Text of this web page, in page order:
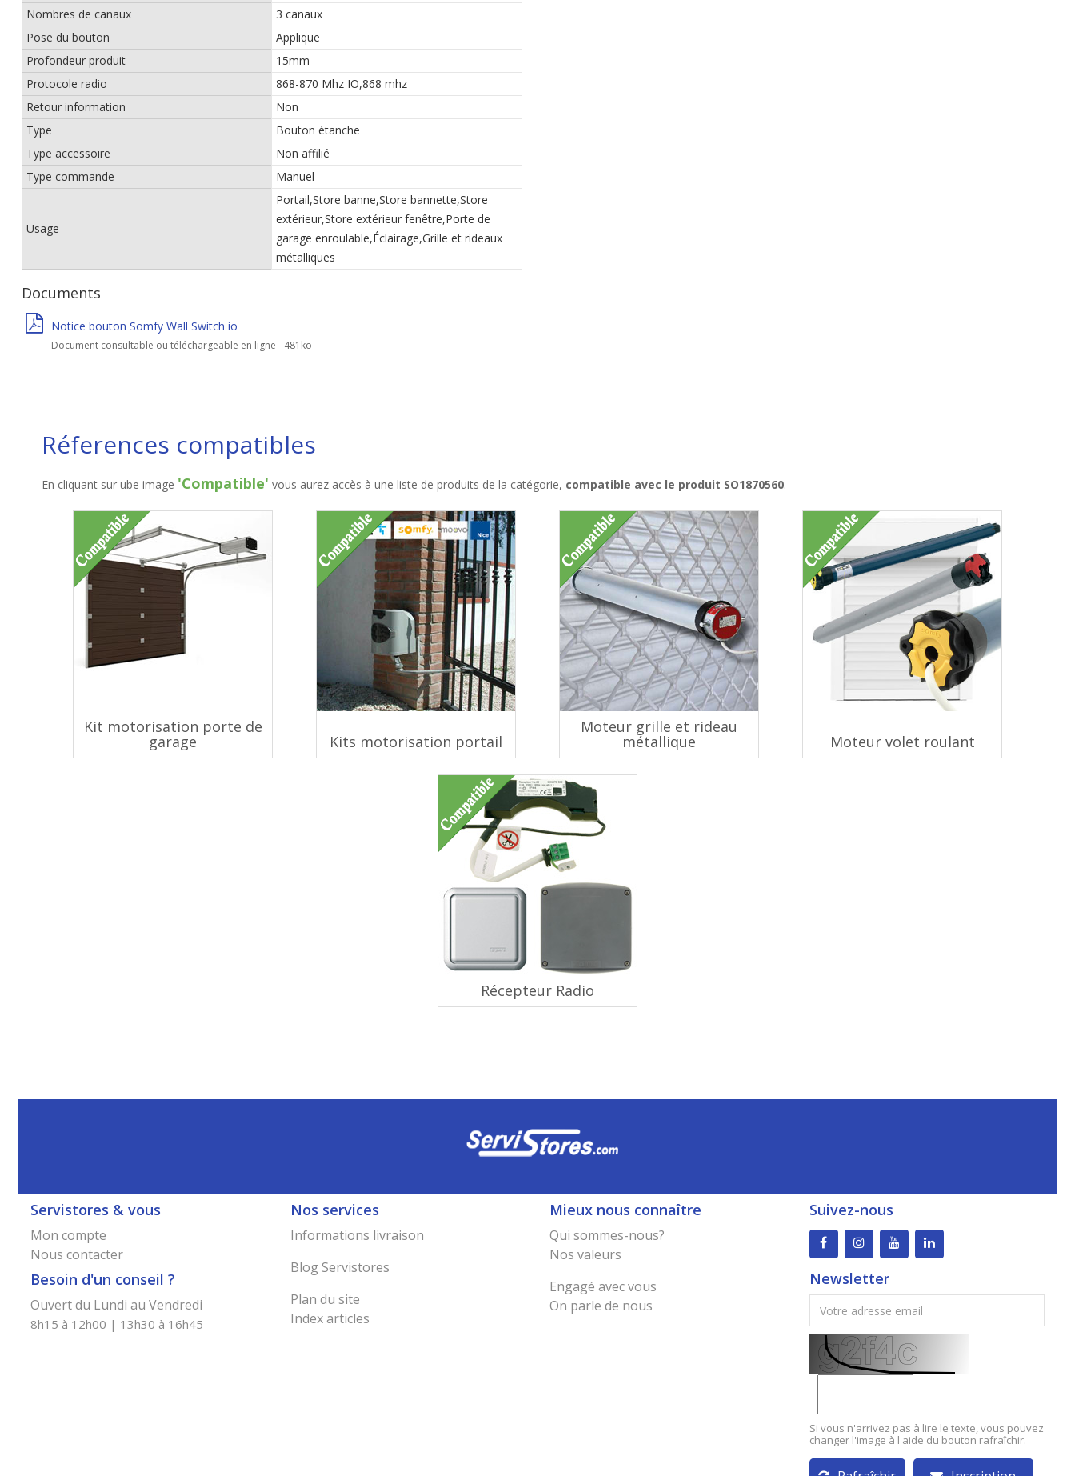
Nombres de canaux
3 canaux
Pose du bouton
Applique
Profondeur produit
15mm
Protocole radio
868-870 Mhz IO,868 mhz
Retour information
Non
Type
Bouton étanche
Type accessoire
Non affilié
Type commande
Manuel
Usage
Portail,Store banne,Store bannette,Store
extérieur,Store extérieur fenêtre,Porte de
garage enroulable,Éclairage,Grille et rideaux
métalliques
Documents
Notice bouton Somfy Wall Switch io
Document consultable ou téléchargeable en ligne - 481ko
Réferences compatibles
En cliquant sur ube image 'Compatible' vous aurez accès à une liste de produits de la catégorie, compatible avec le produit SO1870560.
Kit motorisation porte de
garage Kits motorisation portail
Moteur grille et rideau
métallique Moteur volet roulant
Récepteur Radio
Servistores & vous
Mon compte
Nous contacter
Besoin d'un conseil ?
Ouvert du Lundi au Vendredi
8h15 à 12h00 | 13h30 à 16h45
Nos services
Informations livraison
Blog Servistores
Plan du site
Index articles
Mieux nous connaître
Qui sommes-nous?
Nos valeurs
Engagé avec vous
On parle de nous
Suivez-nous
Newsletter
Si vous n'arrivez pas à lire le texte, vous pouvez
changer l'image à l'aide du bouton rafraîchir.